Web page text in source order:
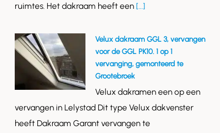
ruimtes. Het dakraam heeft een [...]
Velux dakraam GGL 3, vervangen
voor de GGL PK10. 1 op 1
vervanging, gemonteerd te
Grootebroek
Velux dakramen een op een
vervangen in Lelystad Dit type Velux dakvenster
heeft Dakraam Garant vervangen te